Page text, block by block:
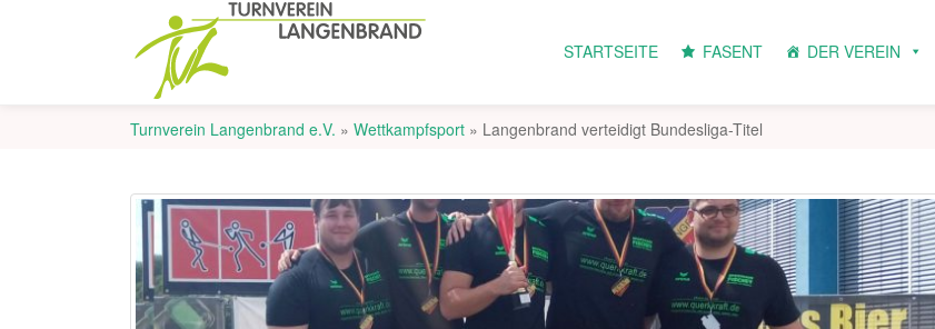
STARTSEITE FASENT DER VEREIN
Turnverein Langenbrand e.V. » Wettkampfsport » Langenbrand verteidigt Bundesliga-Titel